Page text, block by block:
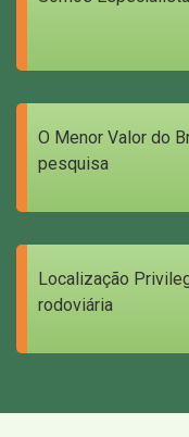
O Menor Valor do
pesquisa
Localização
rodoviária